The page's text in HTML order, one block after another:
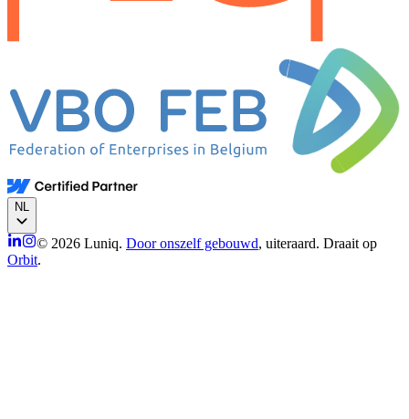
NL
© 2026 Luniq. Door onszelf gebouwd, uiteraard. Draait op
Orbit.